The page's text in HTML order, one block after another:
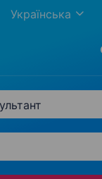
Українська